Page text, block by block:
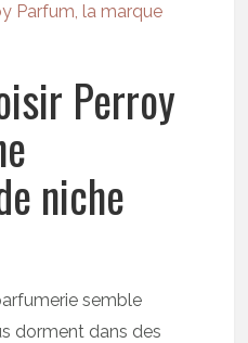
Parfum, la marque
Perroy
niche
semble
dorment dans des